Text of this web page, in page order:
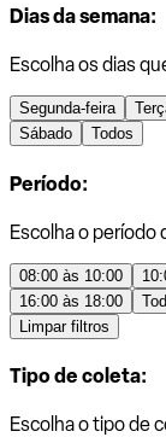
Dias da semana:
Escolha os dias
Segunda-feira
Sábado
Todos
Período:
Escolha o período
08:00 às 10:00
16:00 às 18:00
Limpar filtros
Tipo de coleta:
Escolha o tipo de